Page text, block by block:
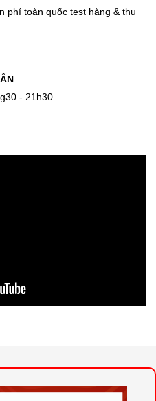
phí toàn quốc test hàng & thu
- 21h30